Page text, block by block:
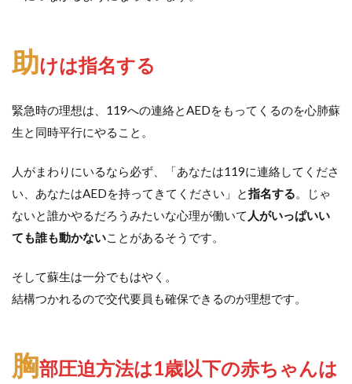
助けは指名する
緊急時の理想は、119への連絡とAEDをもってくるのを心肺蘇
生と同時平行にやること。
人がまわりにいるなら必ず、「あなたは119に連絡してくださ
い、あなたはAEDを持ってきてください」と指名する。じゃ
ないと誰かやるだろうみたいな心理が働いて 人がいっぱいい
ても誰も動かないことがあるそうです。
そして蘇生は一分でもはやく。
結構つかれるので交代要員も確保できるのが理想です。
胸部圧迫方法は1歳以下の赤ちゃんは